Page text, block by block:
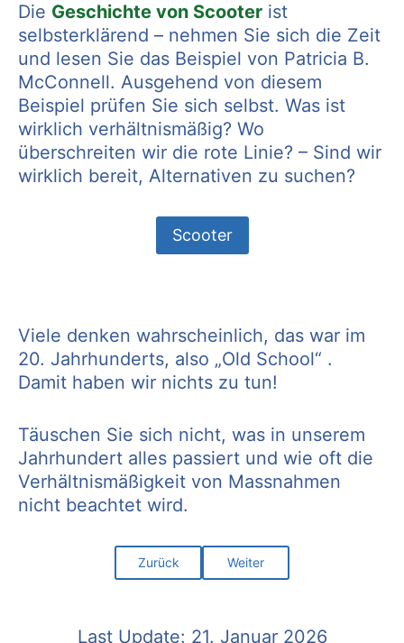
Die Geschichte von Scooter ist
selbsterklärend – nehmen Sie sich die Zeit
und lesen Sie das Beispiel von Patricia B.
McConnell. Ausgehend von diesem
Beispiel prüfen Sie sich selbst. Was ist
wirklich verhältnismäßig? Wo
überschreiten wir die rote Linie? – Sind wir
wirklich bereit, Alternativen zu suchen?
Scooter
Viele denken wahrscheinlich, das war im
20. Jahrhunderts, also „Old School“ .
Damit haben wir nichts zu tun!
Täuschen Sie sich nicht, was in unserem
Jahrhundert alles passiert und wie oft die
Verhältnismäßigkeit von Massnahmen
nicht beachtet wird.
Zurück Weiter
Last Update: 21. Januar 2026